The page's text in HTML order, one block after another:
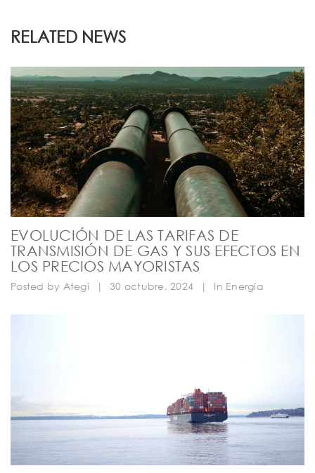
RELATED NEWS
EVOLUCIÓN DE LAS TARIFAS DE
TRANSMISIÓN DE GAS Y SUS EFECTOS EN
LOS PRECIOS MAYORISTAS
Posted by Ategi | 30 octubre, 2024 | In Energía